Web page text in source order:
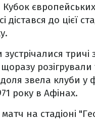
європейських
дістався до цієї
тричі
щоразу розігрували
звела клуби у
року в Афінах.
на стадіоні